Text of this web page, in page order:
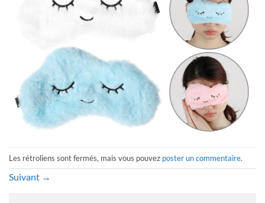
Les rétroliens sont fermés, mais vous pouvez poster un commentaire.
Suivant →